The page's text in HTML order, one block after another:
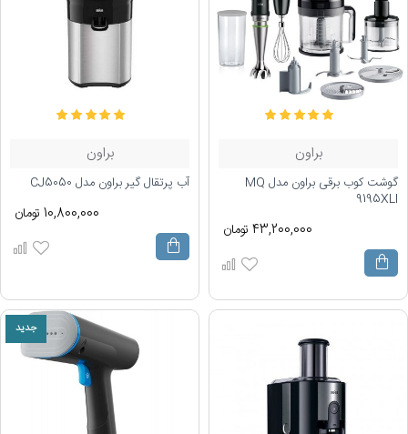
براون
گوشت کوب برقی براون مدل MQ
9195XLI
43,200,000 تومان
براون
آب پرتقال گیر براون مدل CJ5050
10,800,000 تومان
جدید